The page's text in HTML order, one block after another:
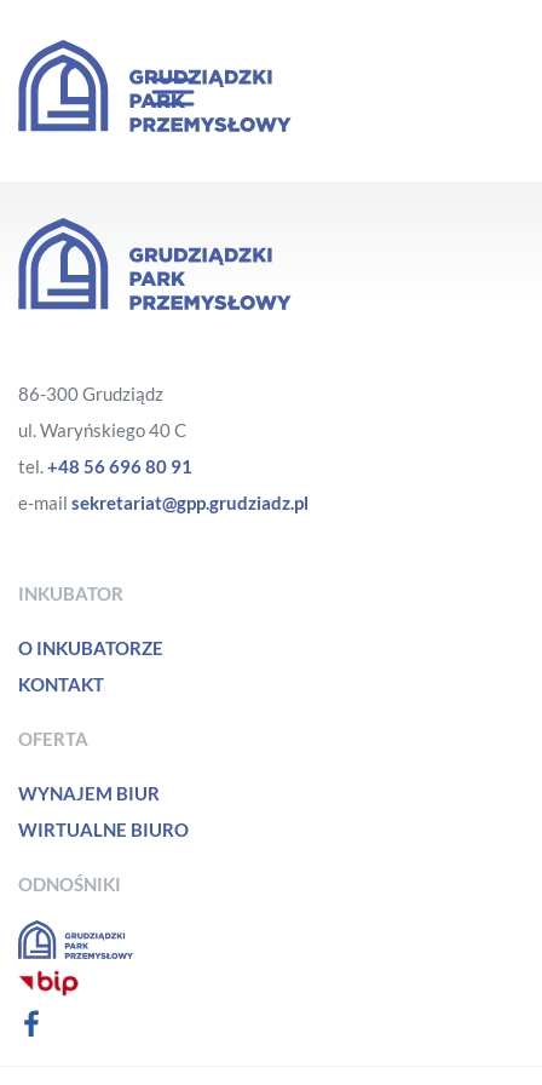
86-300 Grudziądz
ul. Waryńskiego 40 C
tel.+48 56 696 80 91
e-mail sekretariat@gpp.grudziadz.pl
INKUBATOR
O INKUBATORZE
KONTAKT
OFERTA
WYNAJEM BIUR
WIRTUALNE BIURO
ODNOŚNIKI